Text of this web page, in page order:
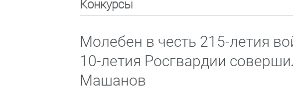
Конкурсы
Молебен в честь 215-летия
10-летия Росгвардии
Машанов